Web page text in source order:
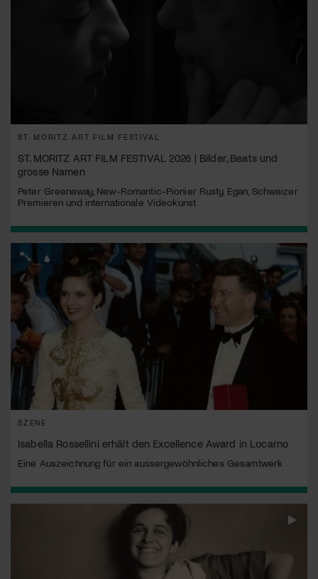
ST. MORITZ ART FILM FESTIVAL
ST. MORITZ ART FILM FESTIVAL 2026 | Bilder, Beats und
grosse Namen
Peter Greenaway, New-Romantic-Pionier Rusty Egan, Schweizer
Premieren und internationale Videokunst
SZENE
Isabella Rossellini erhält den Excellence Award in Locarno
Eine Auszeichnung für ein aussergewöhnliches Gesamtwerk